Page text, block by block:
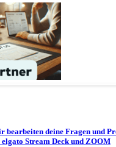
deine Fragen und
Stream Deck und ZOOM